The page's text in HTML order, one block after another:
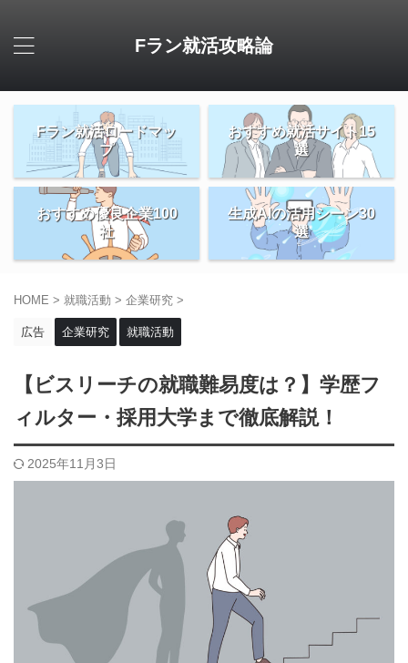
Fラン就活攻略論
Fラン就活ロードマッ
プ
おすすめ就活サイト15
選
おすすめ優良企業100
社
生成AIの活用シーン30
選
HOME > 就職活動 > 企業研究 >
広告 企業研究 就職活動
【ビスリーチの就職難易度は？】学歴フ
ィルター・採用大学まで徹底解説！
2025年11月3日